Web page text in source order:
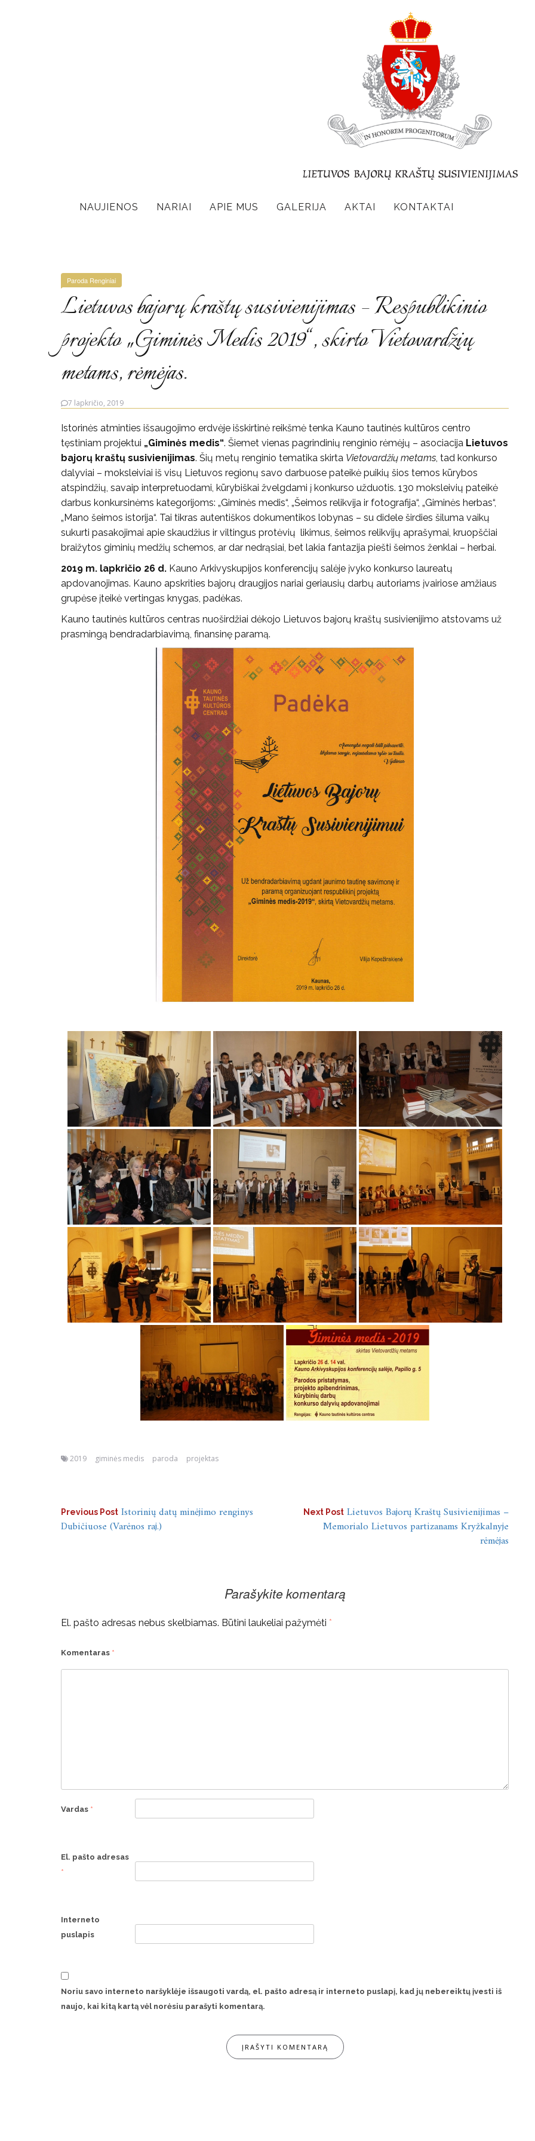
NAUJIENOS NARIAI APIE MUS GALERIJA AKTAI KONTAKTAI
Paroda Renginiai
Lietuvos bajorų kraštų susivienijimas – Respublikinio
projekto „Giminės Medis 2019“, skirto Vietovardžių
metams, rėmėjas.
7 lapkričio, 2019
Istorinės atminties išsaugojimo erdvėje išskirtinė reikšmė tenka Kauno tautinės kultūros centro
tęstiniam projektui „Giminės medis“. Šiemet vienas pagrindinių renginio rėmėjų – asociacija Lietuvos
bajorų kraštų susivienijimas. Šių metų renginio tematika skirta Vietovardžių metams, tad konkurso
dalyviai – moksleiviai iš visų Lietuvos regionų savo darbuose pateikė puikių šios temos kūrybos
atspindžių, savaip interpretuodami, kūrybiškai žvelgdami į konkurso užduotis. 130 moksleivių pateikė
darbus konkursinėms kategorijoms: „Giminės medis“, „Šeimos relikvija ir fotografija“, „Giminės herbas“,
„Mano šeimos istorija“. Tai tikras autentiškos dokumentikos lobynas – su didele širdies šiluma vaikų
sukurti pasakojimai apie skaudžius ir viltingus protėvių likimus, šeimos relikvijų aprašymai, kruopščiai
braižytos giminių medžių schemos, ar dar nedrąsiai, bet lakia fantazija piešti šeimos ženklai – herbai.
2019 m. lapkričio 26 d. Kauno Arkivyskupijos konferencijų salėje įvyko konkurso laureatų
apdovanojimas. Kauno apskrities bajorų draugijos nariai geriausių darbų autoriams įvairiose amžiaus
grupėse įteikė vertingas knygas, padėkas.
Kauno tautinės kultūros centras nuoširdžiai dėkojo Lietuvos bajorų kraštų susivienijimo atstovams už
prasmingą bendradarbiavimą, finansinę paramą.
2019 giminės medis paroda projektas
Navigacija
tarp
Previous Post Istorinių datų minėjimo renginys
Dubičiuose (Varėnos raj.)
Next Post Lietuvos Bajorų Kraštų Susivienijimas –
Memorialo Lietuvos partizanams Kryžkalnyje
rėmėjas
Parašykite komentarą
El. pašto adresas nebus skelbiamas. Būtini laukeliai pažymėti *
Komentaras *
Vardas *
El. pašto adresas
*
Interneto
puslapis
Noriu savo interneto naršyklėje išsaugoti vardą, el. pašto adresą ir interneto puslapį, kad jų nebereiktų įvesti iš
naujo, kai kitą kartą vėl norėsiu parašyti komentarą.